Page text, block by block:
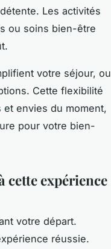
Les activités
ou soins bien-être
votre séjour, ou
Cette flexibilité
envies du moment,
pour votre bien-
cette expérience
votre départ.
réussie.